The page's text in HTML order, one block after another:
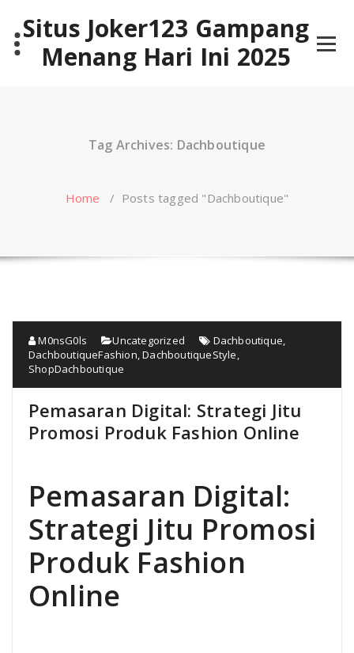
contentSitus Joker123 Gampang
Menang Hari Ini 2025
Tag Archives: Dachboutique
Home / Posts tagged "Dachboutique"
M0nsG0ls Uncategorized Dachboutique
DachboutiqueFashion ,DachboutiqueStyle
ShopDachboutique
Pemasaran Digital: Strategi Jitu
Promosi Produk Fashion Online
Pemasaran Digital:
Strategi Jitu Promosi
Produk Fashion
Online